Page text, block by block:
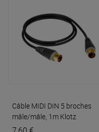
Câble MIDI DIN 5 broches
mâle/mâle, 1m Klotz